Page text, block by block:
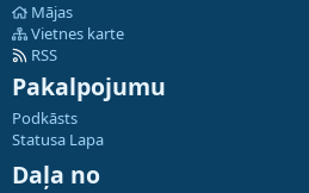
Mājas
Vietnes karte
RSS
Pakalpojumu
Podkāsts
Statusa Lapa
Daļa no